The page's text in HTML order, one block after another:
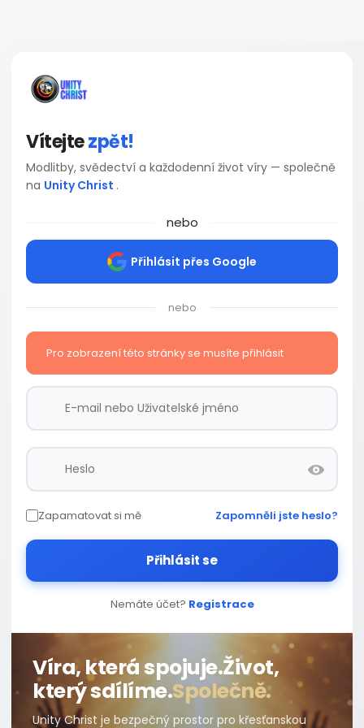
Vítejtezpět!
Modlitby, svědectví a každodenní život víry — společně
na Unity Christ .
nebo
Přihlásit přes Google
nebo
Pro zobrazení této stránky se musíte přihlásit
Zapamatovat si mě Zapomněli jste heslo?
Přihlásit se
Nemáte účet? Registrace
Víra, která spojuje.Život,
který sdílíme.Společně.
Unity Christ je bezpečný prostor pro křesťanskou